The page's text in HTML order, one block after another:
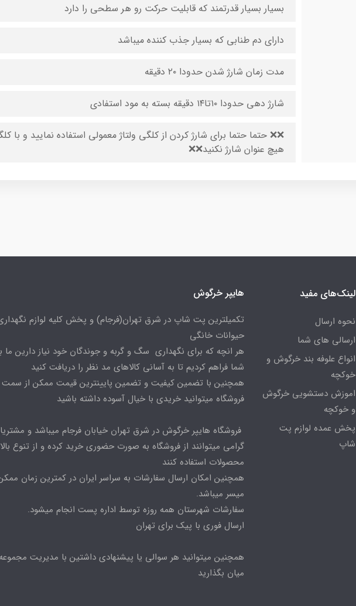
بسیار بسیار قدرتمند که قابلیت حرکت رو هر سطحی را دارد
دارای دم طنابی که بسیار جذب کننده میباشد
مدت زمان شارژ شدن حدودا ۲۰ دقیقه
شارژ دهی حدودا ۱۰تا۱۴ دقیقه بسته به مود استفادی
❌❌ حتما حتما برای شارژ کردن از کلگی ولتاژ معمولی استفاده نمایید و با
هیچ عنوان شارژ نکنید❌❌
لینک‌های مفید
نحوه ارسال
ارسالی های شما
انواع علوفه بند خرگوش و
خوکچه
اموزش دستشویی خرگوش
و خوکچه
پخش عمده لوازم پت
شاپ
هایپر خرگوش
تکمیلترین پت شاپ در شرق تهران(فرجام) و پخش کلیه لوازم
حیوانات خانگی
هر انچه که برای نگهداری سگ و گربه و جوندگان خود نیاز دارین ما
شما فراهم کردیم تا به آسانی کالاهای مد نظر را دریافت کنید
همچنین با تضمین کیفیت و تضمین پایینترین قیمت ممکن از سمت
فروشگاه میتوانید خریدی با خیال آسوده داشته باشید
فروشگاه هایپر خرگوش در شرق تهران خیابان فرجام میباشد و
گرامی میتوانند از فروشگاه به صورت حضوری خرید کرده و از تنوع
محصولات استفاده کنند
همچنین امکان ارسال سفارشات به سراسر ایران در کمترین زمان
میسر میباشد.
سفارشات شهرستان همه روزه توسط اداره پست انجام میشود.
ارسال فوری با پیک برای تهران
همچنین میتوانید هر سوالی یا پیشنهادی داشتین با مدیریت
میان بگذارید